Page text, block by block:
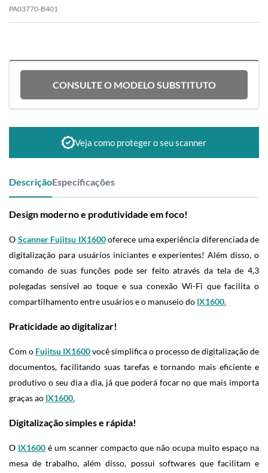
PA03770-B401
CONSULTE O MODELO SUBSTITUTO
Veja como proteger o seu scanner
DescriçãoEspecificações
Design moderno e produtividade em foco!
O Scanner Fujitsu IX1600oferece uma experiência diferenciada de
digitalização para usuários iniciantes e experientes! Além disso, o
comando de suas funções pode ser feito através da tela de 4,3
polegadas sensível ao toque e sua conexão Wi-Fi que facilita o
compartilhamento entre usuários e o manuseio do IX1600.
Praticidade ao digitalizar!
Com o Fujitsu IX1600você simplifica o processo de digitalização de
documentos, facilitando suas tarefas e tornando mais eficiente e
produtivo o seu dia a dia, já que poderá focar no que mais importa
graças ao IX1600.
Digitalização simples e rápida!
O IX1600 é um scanner compacto que não ocupa muito espaço na
mesa de trabalho, além disso, possui softwares que facilitam e